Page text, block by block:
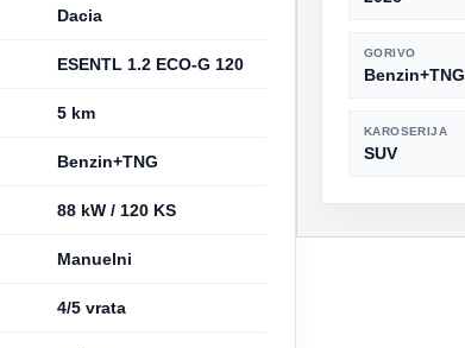
Dacia
ESENTL 1.2 ECO-G 120
5 km
Benzin+TNG
88 kW / 120 KS
Manuelni
4/5 vrata
GORIVO
Benzin+TNG
KAROSERIJA
SUV